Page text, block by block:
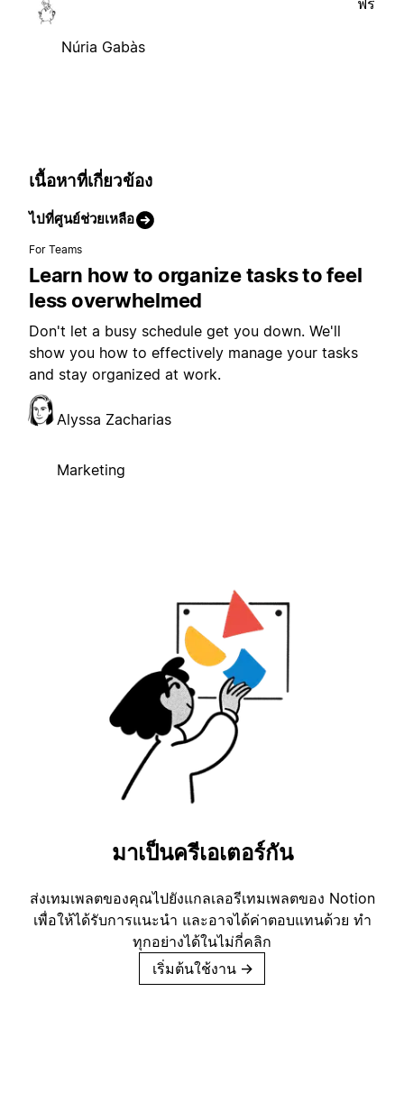
Núria Gabàs
เนื้อหาที่เกี่ยวข้อง
ไปที่ศูนย์ช่วยเหลือ
For Teams
Learn how to organize tasks to feel
less overwhelmed
Don't let a busy schedule get you down. We'll
show you how to effectively manage your tasks
and stay organized at work.
Alyssa Zacharias
Marketing
มาเป็นครีเอเตอร์กัน
ส่งเทมเพลตของคุณไปยังแกลเลอรีเทมเพลตของ Notion
เพื่อให้ได้รับการแนะนำ และอาจได้ค่าตอบแทนด้วย ทำ
ทุกอย่างได้ในไม่กี่คลิก
เริ่มต้นใช้งาน →